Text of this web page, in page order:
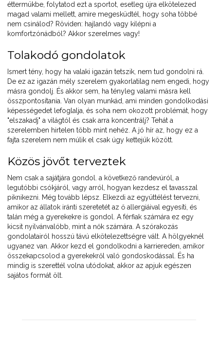
éttermükbe, folytatod ezt a sportot, esetleg újra elkötelezed
magad valami mellett, amire megesküdtél, hogy soha többé
nem csinálod? Röviden: hajlandó vagy kilépni a
komfortzónádból? Akkor szerelmes vagy!
Tolakodó gondolatok
Ismert tény, hogy ha valaki igazán tetszik, nem tud gondolni rá.
De ez az igazán mély szerelem gyakorlatilag nem engedi, hogy
másra gondolj. És akkor sem, ha tényleg valami másra kell
összpontosítania. Van olyan munkád, ami minden gondolkodási
képességedet lefoglalja, és soha nem okozott problémát, hogy
"elszakadj" a világtól és csak arra koncentrálj? Tehát a
szerelemben hirtelen több mint nehéz. A jó hír az, hogy ez a
fajta szerelem nem múlik el csak úgy kettejük között.
Közös jövőt terveztek
Nem csak a sajátjára gondol. a következő randevúról, a
legutóbbi csókjáról, vagy arról, hogyan kezdesz el tavasszal
piknikezni. Még tovább lépsz. Elkezdi az együttélést tervezni,
amikor az állatok iránti szeretetét az ő allergiáival egyesíti, és
talán még a gyerekekre is gondol. A férfiak számára ez egy
kicsit nyilvánvalóbb, mint a nők számára. A szórakozás
gondolatairól hosszú távú elkötelezettségre vált. A hölgyeknél
ugyanez van. Akkor kezd el gondolkodni a karriereden, amikor
összekapcsolod a gyerekekről való gondoskodással. És ha
mindig is szerettél volna utódokat, akkor az apjuk egészen
sajátos formát ölt.